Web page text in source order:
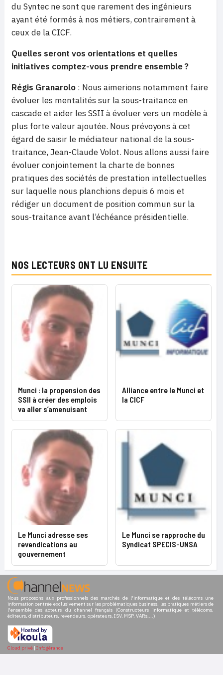
du Syntec ne sont que rarement des ingénieurs
ayant été formés à nos métiers, contrairement à
ceux de la CICF.
Quelles seront vos orientations et quelles
initiatives comptez-vous prendre ensemble ?
Régis Granarolo : Nous aimerions notamment faire
évoluer les mentalités sur la sous-traitance en
cascade et aider les SSII à évoluer vers un modèle à
plus forte valeur ajoutée. Nous prévoyons à cet
égard de saisir le médiateur national de la sous-
traitance, Jean-Claude Volot. Nous allons aussi faire
évoluer conjointement la charte de bonnes
pratiques des sociétés de prestation intellectuelles
sur laquelle nous planchions depuis 6 mois et
rédiger un document de position commun sur la
sous-traitance avant l’échéance présidentielle.
NOS LECTEURS ONT LU ENSUITE
Munci : la propension des
SSII à créer des emplois
va aller s’amenuisant
Alliance entre le Munci et
la CICF
Le Munci adresse ses
revendications au
gouvernement
Le Munci se rapproche du
Syndicat SPECIS-UNSA
Nous proposons aux professionnels des marchés de l'informatique et des télécoms une
information centrée exclusivement sur les problématiques business, les pratiques métiers de
l'ensemble des acteurs du channel français (Constructeurs informatique et télécoms,
éditeurs, distributeurs, revendeurs, opérateurs, ISV, MSP, VARs,...)
Cloud privé | Infogérance